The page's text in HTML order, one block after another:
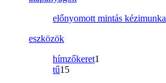
előnyomott mintás kézimunka
eszközök
hímzőkeret1
tű15